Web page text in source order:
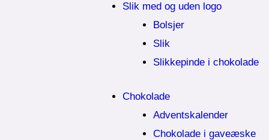
Slik med og uden logo
Bolsjer
Slik
Slikkepinde i chokolade
Chokolade
Adventskalender
Chokolade i gaveæske